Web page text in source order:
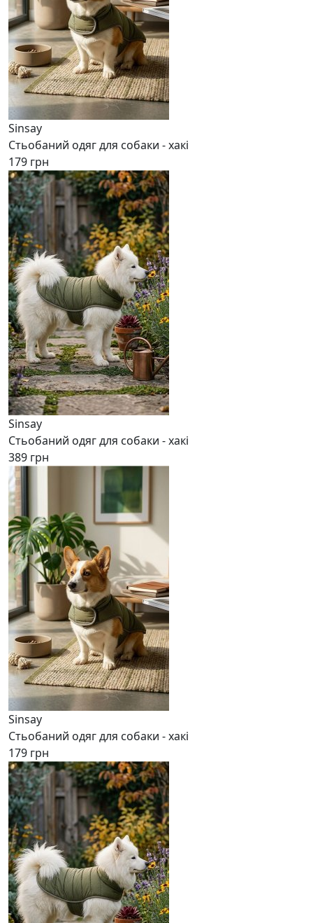
Sinsay
Стьобаний одяг для собаки - хакі
179 грн
Sinsay
Стьобаний одяг для собаки - хакі
389 грн
Sinsay
Стьобаний одяг для собаки - хакі
179 грн